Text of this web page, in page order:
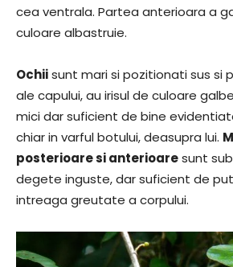
cea ventrala. Partea anterioara a
culoare albastruie.
Ochiisunt mari si pozitionati sus si
ale capului, au irisul de culoare
mici dar suficient de bine
chiar in varful botului, deasupra lui.
posterioare si anterioaresunt
degete inguste, dar suficient de
intreaga greutate a corpului.